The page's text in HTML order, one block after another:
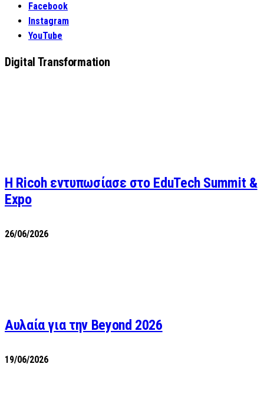
Facebook
Instagram
YouTube
Digital Transformation
Η Ricoh εντυπωσίασε στο EduTech Summit &
Expo
26/06/2026
Αυλαία για την Beyond 2026
19/06/2026